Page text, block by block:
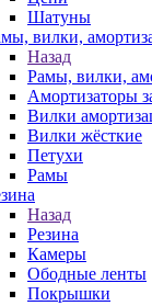
Шатуны
вилки,
Назад
Рамы, вилки,
Амортизаторы
Вилки
Вилки жёсткие
Петухи
Рамы
Назад
Резина
Камеры
Ободные ленты
Покрышки